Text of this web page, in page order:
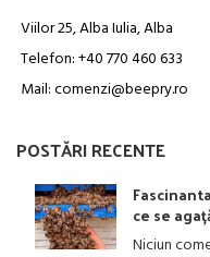
Viilor 25, Alba Iulia, Alba
Telefon: +40 770 460 633
Mail: comenzi@beepry.ro
POSTĂRI RECENTE
ce se
Niciun